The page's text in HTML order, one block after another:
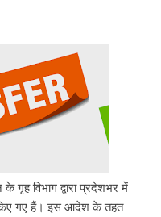
गृह विभाग द्वारा प्रदेशभर में
किए गए हैं। इस आदेश के तहत